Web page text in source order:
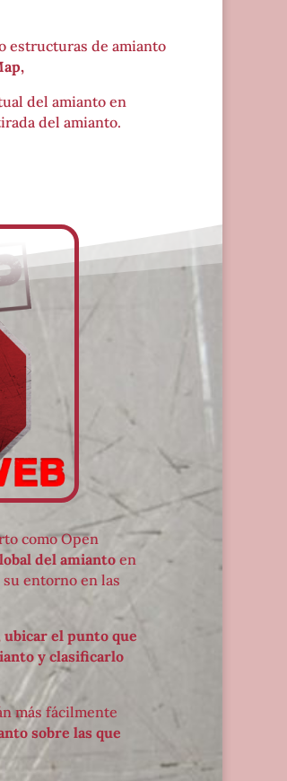
estructuras de amianto
del amianto en
del amianto.
como Open
del amiantoen
entorno en las
el punto que
y clasificarlo
más fácilmente
sobre las que